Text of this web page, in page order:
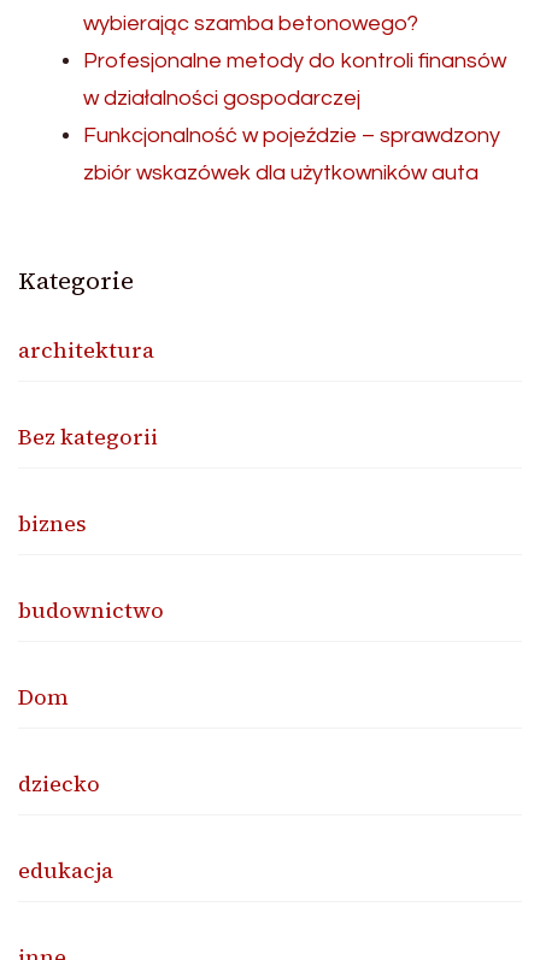
wybierając szamba betonowego?
Profesjonalne metody do kontroli finansów
w działalności gospodarczej
Funkcjonalność w pojeździe – sprawdzony
zbiór wskazówek dla użytkowników auta
Kategorie
architektura
Bez kategorii
biznes
budownictwo
Dom
dziecko
edukacja